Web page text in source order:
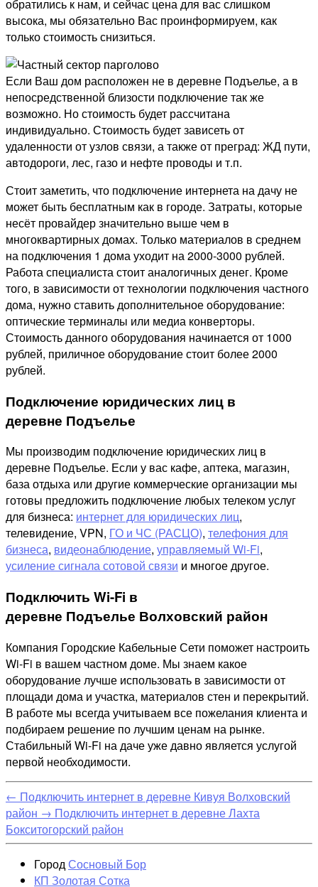
обратились к нам, и сейчас цена для вас слишком
высока, мы обязательно Вас проинформируем, как
только стоимость снизиться.
Если Ваш дом расположен не в деревне Подъелье, а в
непосредственной близости подключение так же
возможно. Но стоимость будет рассчитана
индивидуально. Стоимость будет зависеть от
удаленности от узлов связи, а также от преград: ЖД пути,
автодороги, лес, газо и нефте проводы и т.п.
Стоит заметить, что подключение интернета на дачу не
может быть бесплатным как в городе. Затраты, которые
несёт провайдер значительно выше чем в
многоквартирных домах. Только материалов в среднем
на подключения 1 дома уходит на 2000-3000 рублей.
Работа специалиста стоит аналогичных денег. Кроме
того, в зависимости от технологии подключения частного
дома, нужно ставить дополнительное оборудование:
оптические терминалы или медиа конверторы.
Стоимость данного оборудования начинается от 1000
рублей, приличное оборудование стоит более 2000
рублей.
Подключение юридических лиц в
деревне Подъелье
Мы производим подключение юридических лиц в
деревне Подъелье. Если у вас кафе, аптека, магазин,
база отдыха или другие коммерческие организации мы
готовы предложить подключение любых телеком услуг
для бизнеса: интернет для юридических лиц,
телевидение, VPN, ГО и ЧС (РАСЦО), телефония для
бизнеса, видеонаблюдение, управляемый Wi-Fi,
усиление сигнала сотовой связи и многое другое.
Подключить Wi-Fi в
деревне Подъелье Волховский район
Компания Городские Кабельные Сети поможет настроить
Wi-Fi в вашем частном доме. Мы знаем какое
оборудование лучше использовать в зависимости от
площади дома и участка, материалов стен и перекрытий.
В работе мы всегда учитываем все пожелания клиента и
подбираем решение по лучшим ценам на рынке.
Стабильный Wi-Fi на даче уже давно является услугой
первой необходимости.
← Подключить интернет в деревне Кивуя Волховский
район → Подключить интернет в деревне Лахта
Бокситогорский район
ГородСосновый Бор
КП Золотая Сотка